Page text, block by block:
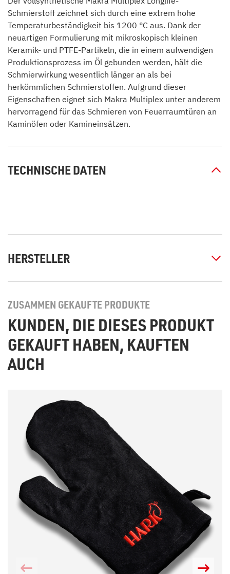
Schmierstoff zeichnet sich durch eine extrem hohe
Temperaturbeständigkeit bis 1200 °C aus. Dank der
neuartigen Formulierung mit mikroskopisch kleinen
Keramik- und PTFE-Partikeln, die in einem aufwendigen
Produktionsprozess im Öl gebunden werden, hält die
Schmierwirkung wesentlich länger an als bei
herkömmlichen Schmierstoffen. Aufgrund dieser
Eigenschaften eignet sich Makra Multiplex unter anderem
hervorragend für das Schmieren von Feuerraumtüren an
Kaminöfen oder Kamineinsätzen.
TECHNISCHE DATEN
HERSTELLER
ZUSAMMEN GEKAUFTE PRODUKTE
KUNDEN, DIE DIESES PRODUKT
GEKAUFT HABEN, KAUFTEN
AUCH